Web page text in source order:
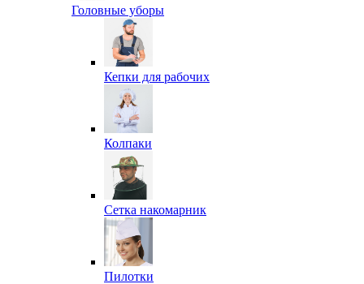
Головные уборы
Кепки для рабочих
Колпаки
Сетка накомарник
Пилотки